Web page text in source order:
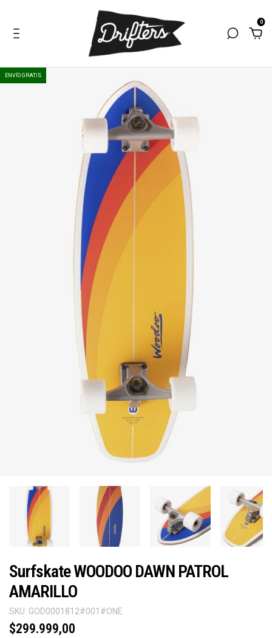
0
ENVÍO GRATIS
Surfskate WOODOO DAWN PATROL
AMARILLO
SKU: GOD0001812#001#ONE
$299.999,00